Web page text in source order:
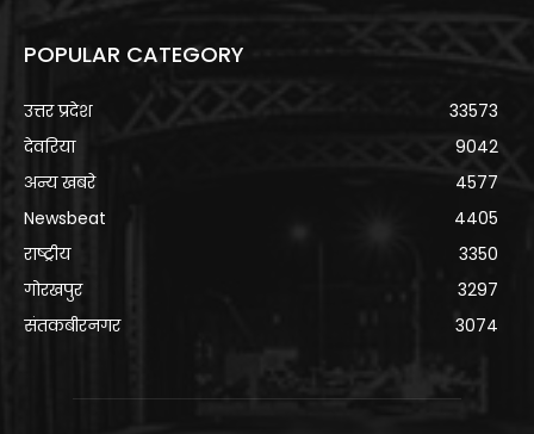
POPULAR CATEGORY
उत्तर प्रदेश
33573
देवरिया
9042
अन्य खबरे
4577
Newsbeat
4405
राष्ट्रीय
3350
गोरखपुर
3297
संतकबीरनगर
3074